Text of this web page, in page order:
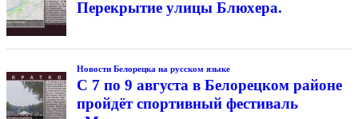
Перекрытие улицы Блюхера.
Новости Белорецка на русском языке
С 7 по 9 августа в Белорецком районе
пройдёт спортивный фестиваль